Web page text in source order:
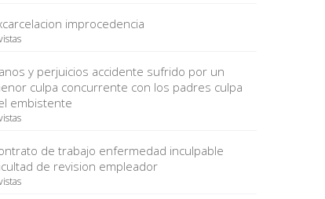
improcedencia
y perjuicios accidente sufrido por un
culpa concurrente con los padres culpa
embistente
de trabajo enfermedad inculpable
de revision empleador